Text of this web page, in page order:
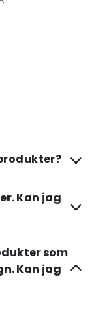
Kan jag
som
Kan jag